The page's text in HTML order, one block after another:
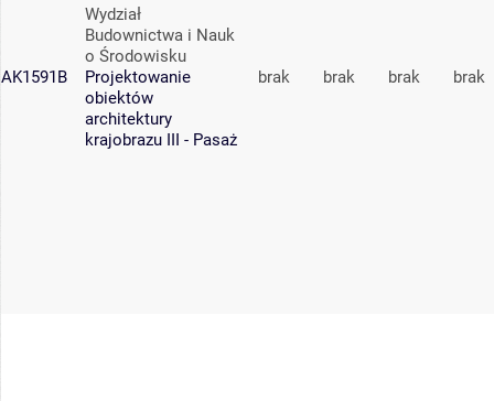
AK1591B
Wydział
Budownictwa i Nauk
o Środowisku
Projektowanie
obiektów
architektury
krajobrazu III - Pasaż
brak brak brak brak